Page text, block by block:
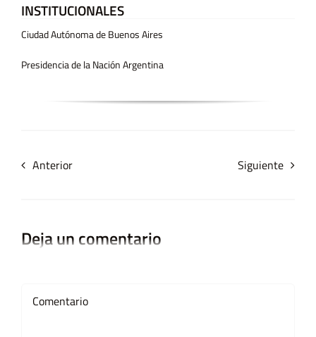
INSTITUCIONALES
Ciudad Autónoma de Buenos Aires
Presidencia de la Nación Argentina
Anterior Siguiente
Deja un comentario